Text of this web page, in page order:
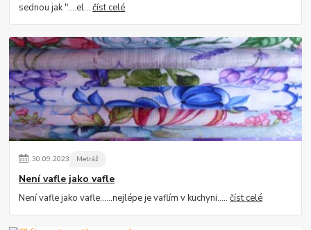
sednou jak "....el...číst celé
30.09.2023 Metráž
Není vafle jako vafle
Není vafle jako vafle......nejlépe je vaflím v kuchyni.....číst celé